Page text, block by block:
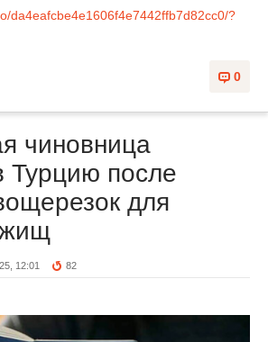
da4eafcbe4e1606f4e7442ffb7d82cc0/?
0
чиновница
Турцию после
для
12:01 82